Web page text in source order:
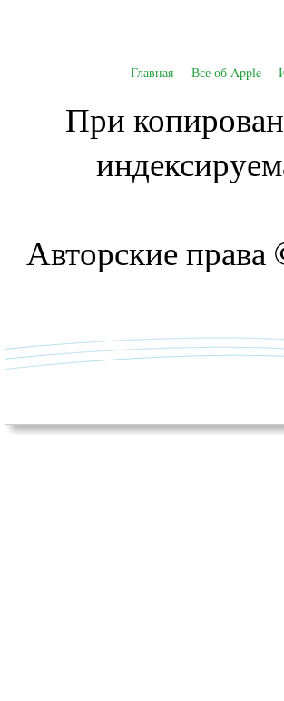
Главная Все об Apple
При
Авторские